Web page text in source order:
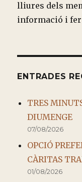
lliures dels
informació i
ENTRADES
TRES
DIUMENGE
07/08/2026
OPCIÓ
CÀRITAS
01/08/2026